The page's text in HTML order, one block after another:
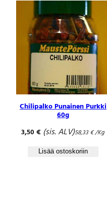
Chilipalko Punainen Purkki
60g
3,50€ (sis. ALV)58,33€/Kg
Lisää ostoskoriin